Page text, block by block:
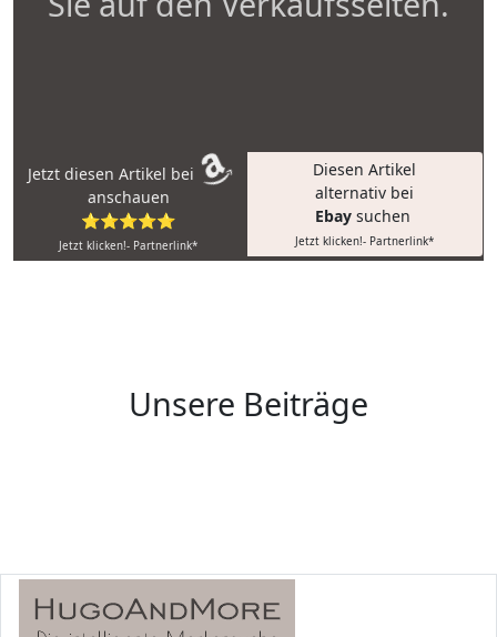
Jetzt diesen Artikel bei
anschauen
⭐⭐⭐⭐⭐
Jetzt klicken!- Partnerlink*
Diesen Artikel
alternativ bei
Ebay suchen
Jetzt klicken!- Partnerlink*
Unsere Beiträge